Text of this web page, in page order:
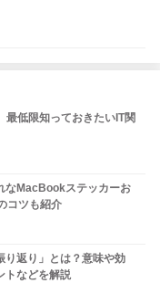
最低限知っておきたいIT関
なMacBookステッカーお
コツも紹介
り返り」とは？意味や効
トなどを解説